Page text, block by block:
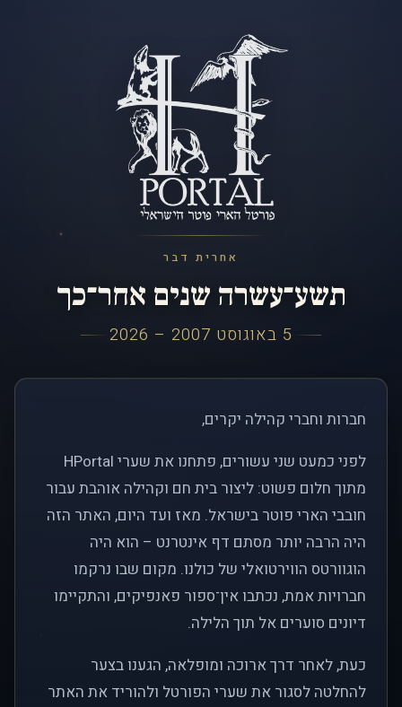
אחרית דבר
תשע־עשרה שנים אחר־כך
5 באוגוסט 2007 – 2026
חברות וחברי קהילה יקרים,
לפני כמעט שני עשורים, פתחנו את שערי HPortal
מתוך חלום פשוט: ליצור בית חם וקהילה אוהבת עבור
חובבי הארי פוטר בישראל. מאז ועד היום, האתר הזה
היה הרבה יותר מסתם דף אינטרנט – הוא היה
הוגוורטס הווירטואלי של כולנו. מקום שבו נרקמו
חברויות אמת, נכתבו אין־ספור פאנפיקים, והתקיימו
דיונים סוערים אל תוך הלילה.
כעת, לאחר דרך ארוכה ומופלאה, הגענו בצער
להחלטה לסגור את שערי הפורטל ולהוריד את האתר